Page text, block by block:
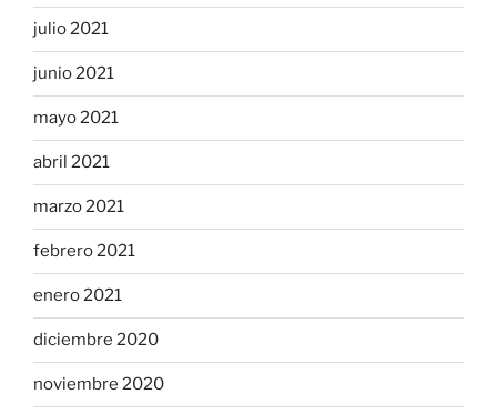
julio 2021
junio 2021
mayo 2021
abril 2021
marzo 2021
febrero 2021
enero 2021
diciembre 2020
noviembre 2020